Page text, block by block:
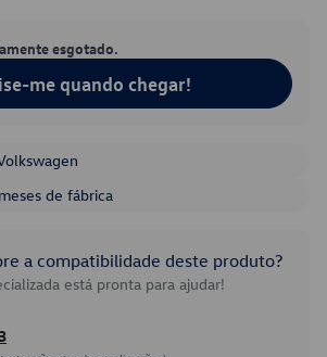
esgotado.
me quando chegar!
de fábrica
a compatibilidade deste produto?
está pronta para ajudar!